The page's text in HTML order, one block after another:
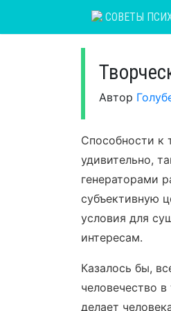
СОВЕТЫ
Автор
Способности к
удивительно,
генераторами
субъективную
условия для
интересам.
Казалось бы,
человечество
делает